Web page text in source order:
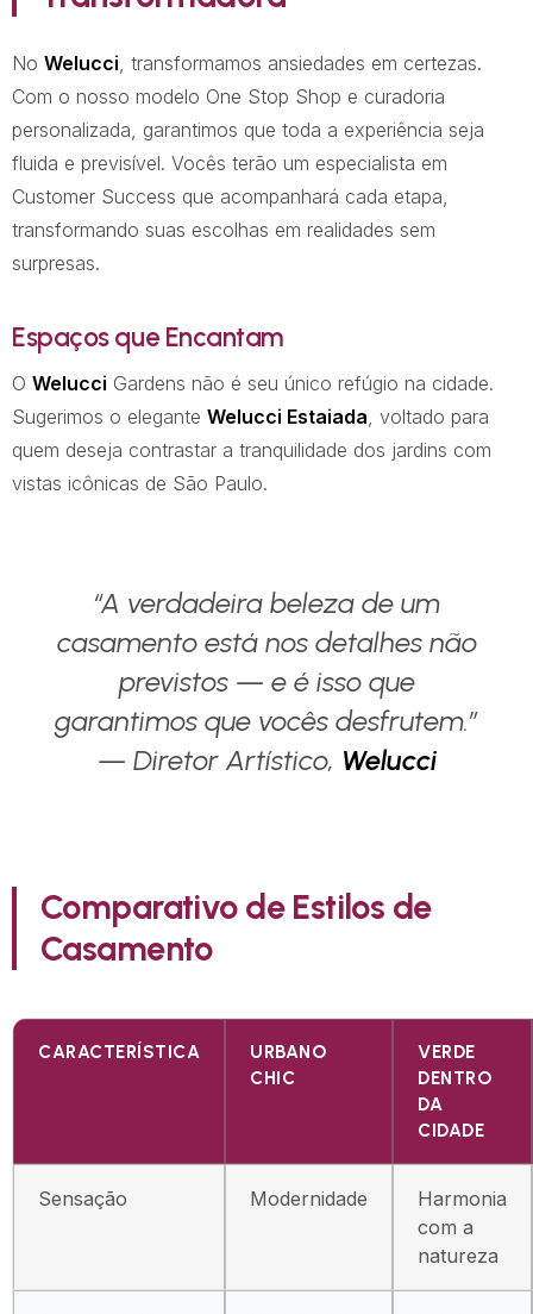
No Welucci , transformamos ansiedades em certezas.
Com o nosso modelo One Stop Shop e curadoria
personalizada, garantimos que toda a experiência seja
fluida e previsível. Vocês terão um especialista em
Customer Success que acompanhará cada etapa,
transformando suas escolhas em realidades sem
surpresas.
Espaços que Encantam
O Welucci Gardens não é seu único refúgio na cidade.
Sugerimos o elegante Welucci Estaiada , voltado para
quem deseja contrastar a tranquilidade dos jardins com
vistas icônicas de São Paulo.
“A verdadeira beleza de um
casamento está nos detalhes não
previstos — e é isso que
garantimos que vocês desfrutem.”
— Diretor Artístico, Welucci
Comparativo de Estilos de
Casamento
CARACTERÍSTICA
URBANO
CHIC
VERDE
DENTRO
DA
CIDADE
Sensação Modernidade
Harmonia
com a
natureza